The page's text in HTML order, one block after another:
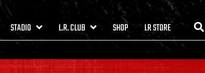
STADIO L.R. CLUB SHOP LR STORE